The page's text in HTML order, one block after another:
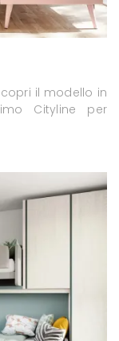
il modello in
Cityline per